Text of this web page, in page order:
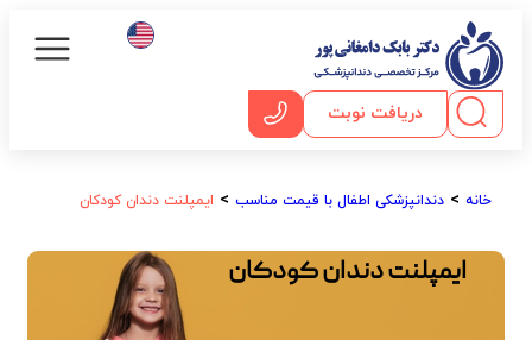
دریافت نوبت
خانه > دندانپزشکی اطفال با قیمت مناسب > ایمپلنت دندان کودکان
ایمپلنت دندان کودکان